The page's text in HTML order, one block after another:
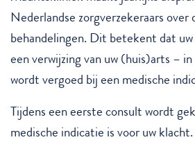
Nederlandse zorgverzekeraars over
behandelingen. Dit betekent dat
een verwijzing van uw (huis)arts –
wordt vergoed bij een medische
Tijdens een eerste consult wordt
medische indicatie is voor uw